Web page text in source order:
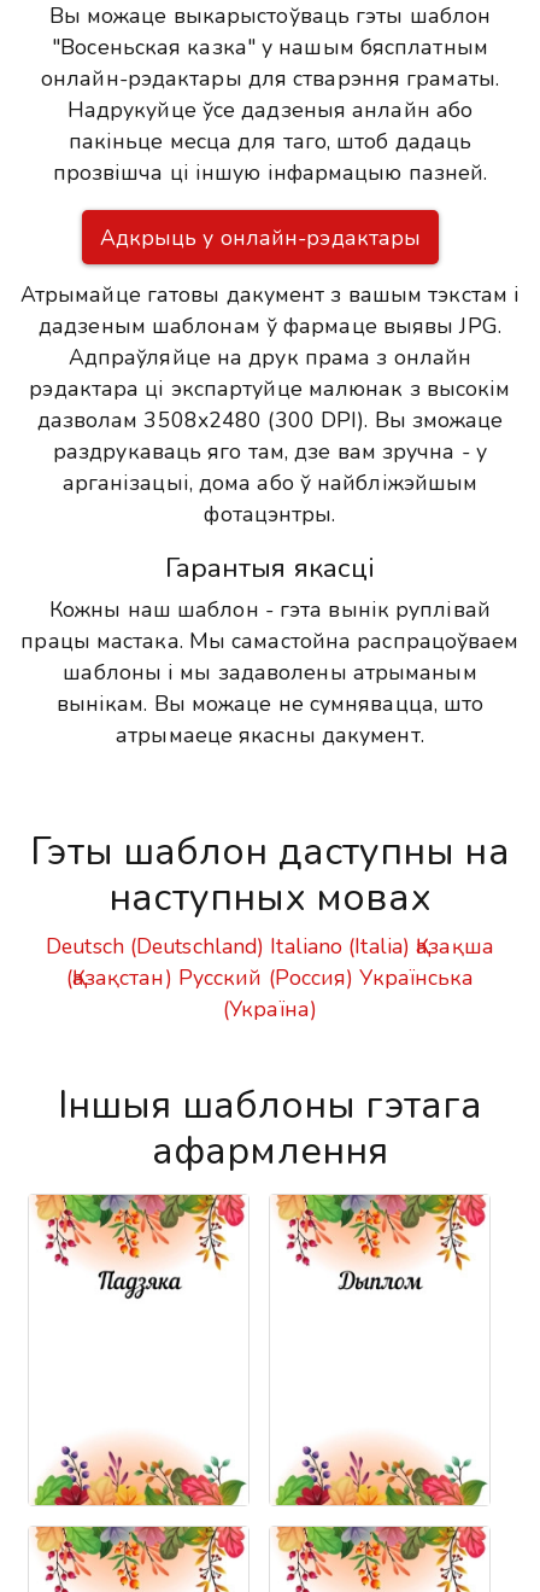
Вы можаце выкарыстоўваць гэты шаблон
"Восеньская казка" у нашым бясплатным
онлайн-рэдактары для стварэння граматы.
Надрукуйце ўсе дадзеныя анлайн або
пакіньце месца для таго, штоб дадаць
прозвішча ці іншую інфармацыю пазней.
Адкрыць у онлайн-рэдактары
Атрымайце гатовы дакумент з вашым тэкстам і
дадзеным шаблонам ў фармаце выявы JPG.
Адпраўляйце на друк прама з онлайн
рэдактара ці экспартуйце малюнак з высокім
дазволам 3508x2480 (300 DPI). Вы зможаце
раздрукаваць яго там, дзе вам зручна - у
арганізацыі, дома або ў найбліжэйшым
фотацэнтры.
Гарантыя якасці
Кожны наш шаблон - гэта вынік руплівай
працы мастака. Мы самастойна распрацоўваем
шаблоны і мы задаволены атрыманым
вынікам. Вы можаце не сумнявацца, што
атрымаеце якасны дакумент.
Гэты шаблон даступны на
наступных мовах
Deutsch (Deutschland) Italiano (Italia) Қазақша
(Қазақстан) Русский (Россия) Українська
(Україна)
Іншыя шаблоны гэтага
афармлення